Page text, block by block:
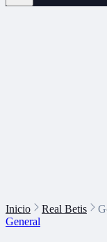
Inicio Real Betis
General